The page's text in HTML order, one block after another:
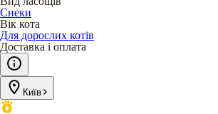
Снеки
Вік кота
Для дорослих котів
Доставка і оплата
Київ